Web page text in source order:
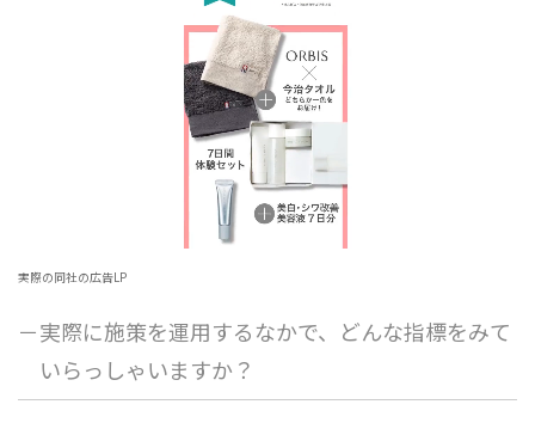
実際の同社の広告LP
－実際に施策を運用するなかで、どんな指標をみて
いらっしゃいますか？